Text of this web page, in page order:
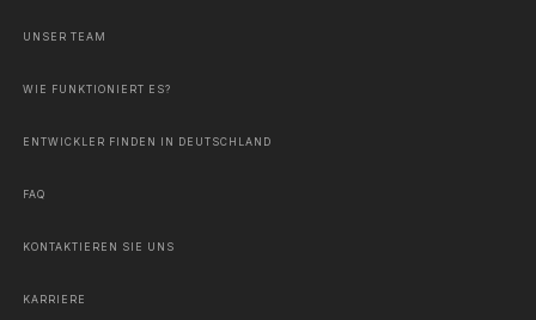
UNSER TEAM
WIE FUNKTIONIERT ES?
ENTWICKLER FINDEN IN DEUTSCHLAND
FAQ
KONTAKTIEREN SIE UNS
KARRIERE